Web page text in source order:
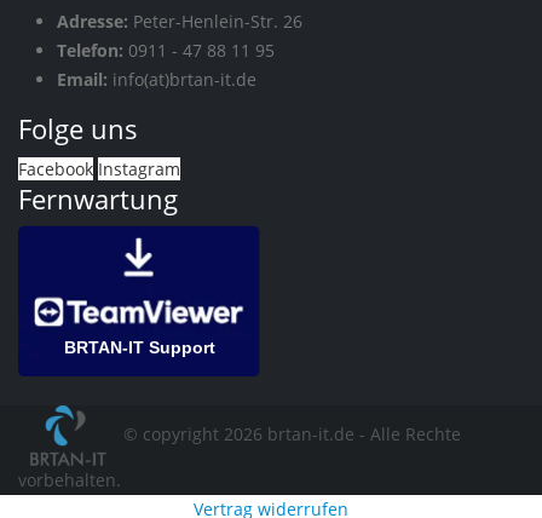
Adresse: Peter-Henlein-Str. 26
Telefon: 0911 - 47 88 11 95
Email: info(at)brtan-it.de
Folge uns
Facebook Instagram
Fernwartung
BRTAN-IT Support
© copyright 2026 brtan-it.de - Alle Rechte
vorbehalten.
Vertrag widerrufen